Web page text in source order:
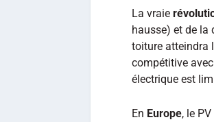
La vraie
hausse) et de la
toiture atteindra
compétitive
électrique est
En Europe, le